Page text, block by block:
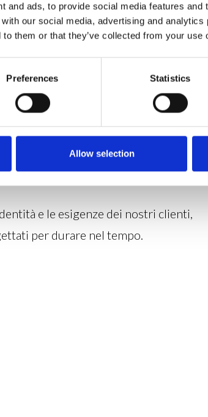
and ads, to provide social media features
our social media, advertising and
to them or that they’ve collected from your use
Preferences Statistics
Allow selection
comfort e praticità.
e le esigenze dei nostri clienti,
per durare nel tempo.